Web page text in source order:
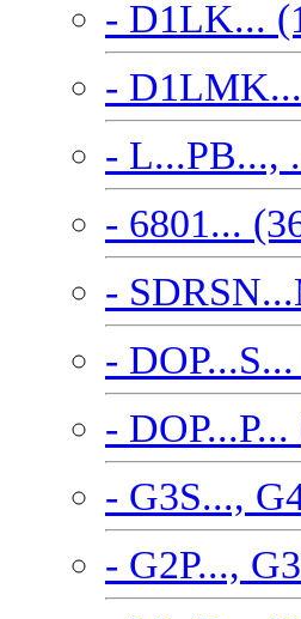
- D1LK...
-
- L...PB...,
- 6801...
-
-
- DOP...P...
- G3S...,
- G2P...,